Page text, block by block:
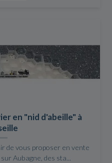
en "nid d'abeille" à
de vous proposer en vente
Aubagne, des sta...